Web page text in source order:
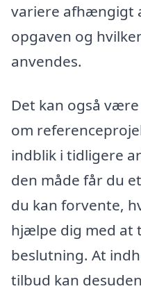
variere afhængigt
opgaven og
anvendes.
Det kan også
om
indblik i tidligere
den måde får du
du kan forvente,
hjælpe dig med
beslutning. At
tilbud kan